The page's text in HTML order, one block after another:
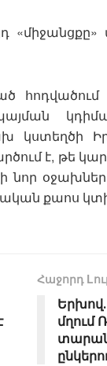
կստեղծի
է, թե
նոր
քաոս
Հաջորդ
մղում